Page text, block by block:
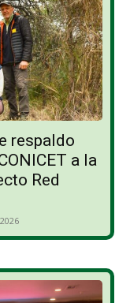
respaldo
a la
Red